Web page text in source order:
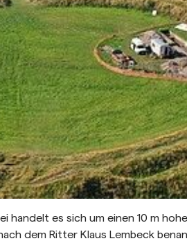
es sich um einen 10 m
dem Ritter Klaus Lembeck